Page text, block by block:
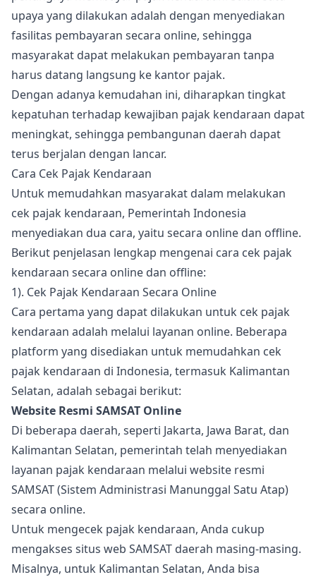
upaya yang dilakukan adalah dengan menyediakan
fasilitas pembayaran secara online, sehingga
masyarakat dapat melakukan pembayaran tanpa
harus datang langsung ke kantor pajak.
Dengan adanya kemudahan ini, diharapkan tingkat
kepatuhan terhadap kewajiban pajak kendaraan dapat
meningkat, sehingga pembangunan daerah dapat
terus berjalan dengan lancar.
Cara Cek Pajak Kendaraan
Untuk memudahkan masyarakat dalam melakukan
cek pajak kendaraan, Pemerintah Indonesia
menyediakan dua cara, yaitu secara online dan offline.
Berikut penjelasan lengkap mengenai cara cek pajak
kendaraan secara online dan offline:
1). Cek Pajak Kendaraan Secara Online
Cara pertama yang dapat dilakukan untuk cek pajak
kendaraan adalah melalui layanan online. Beberapa
platform yang disediakan untuk memudahkan cek
pajak kendaraan di Indonesia, termasuk Kalimantan
Selatan, adalah sebagai berikut:
Website Resmi SAMSAT Online
Di beberapa daerah, seperti Jakarta, Jawa Barat, dan
Kalimantan Selatan, pemerintah telah menyediakan
layanan pajak kendaraan melalui website resmi
SAMSAT (Sistem Administrasi Manunggal Satu Atap)
secara online.
Untuk mengecek pajak kendaraan, Anda cukup
mengakses situs web SAMSAT daerah masing-masing.
Misalnya, untuk Kalimantan Selatan, Anda bisa